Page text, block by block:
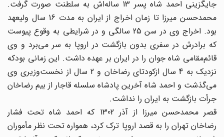
جایگزینی احمد شاه پسر 13 ساله‌اش به سلطنت صورت گرفت.
محمد‌حسن میرزا تا زمان اخراج از ایران به مدت 16 سال ولیعهد
بود. اخراج وی در سن 25 سالگی و در شرایطی به وقوع پیوست
که برادرش در سفری بدون بازگشت در اروپا به سر می‌برد و وی
قائم‌مقامی شاه جوان را در ایران بر عهده داشت. این زمانی بودکه
نزدیک به 4 سال ازکودتای رضاخان و 2 سال از نخست‌وزیری وی
می‌گذشت و احمد شاه آخرین پادشاه سلسله قاجار از بیم رضاخان
جرأت بازگشت به ایران را نداشت.
قصر محمد‌حسن میرزا از آذر 1302 که احمد شاه تحت فشار
رضاخان تهران را به قصد اروپا ترک کرد، همواره تحت نظر مأموران